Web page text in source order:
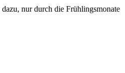
nur durch die Frühlingsmonate